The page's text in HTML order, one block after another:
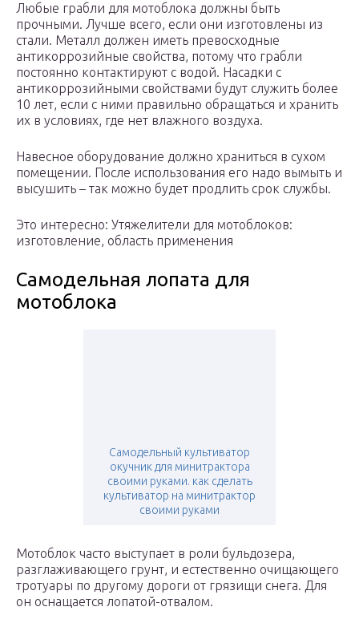
Любые грабли для мотоблока должны быть
прочными. Лучше всего, если они изготовлены из
стали. Металл должен иметь превосходные
антикоррозийные свойства, потому что грабли
постоянно контактируют с водой. Насадки с
антикоррозийными свойствами будут служить более
10 лет, если с ними правильно обращаться и хранить
их в условиях, где нет влажного воздуха.
Навесное оборудование должно храниться в сухом
помещении. После использования его надо вымыть и
высушить – так можно будет продлить срок службы.
Это интересно: Утяжелители для мотоблоков:
изготовление, область применения
Самодельная лопата для
мотоблока
Самодельный культиватор
окучник для минитрактора
своими руками. как сделать
культиватор на минитрактор
своими руками
Мотоблок часто выступает в роли бульдозера,
разглаживающего грунт, и естественно очищающего
тротуары по другому дороги от грязищи снега. Для
он оснащается лопатой-отвалом.